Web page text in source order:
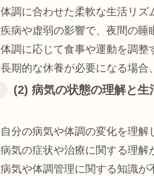
体調に合わせた柔軟な生活リズ
疾病や虚弱の影響で、夜間の睡
体調に応じて食事や運動を調整
長期的な休養が必要になる場合
(2) 病気の状態の理解と生
自分の病気や体調の変化を理解
病気の症状や治療に関する理解
病気や体調管理に関する知識が